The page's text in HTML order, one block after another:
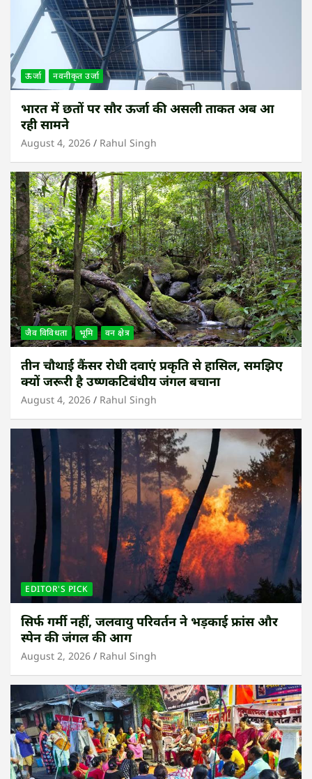
ऊर्जा नवनीकृत उर्जा
भारत में छतों पर सौर ऊर्जा की असली ताकत अब आ
रही सामने
August 4, 2026 Rahul Singh
जैव विविधता भूमि वन क्षेत्र
तीन चौथाई कैंसर रोधी दवाएं प्रकृति से हासिल, समझिए
क्यों जरूरी है उष्णकटिबंधीय जंगल बचाना
August 4, 2026 Rahul Singh
EDITOR'S PICK
सिर्फ गर्मी नहीं, जलवायु परिवर्तन ने भड़काई फ्रांस और
स्पेन की जंगल की आग
August 2, 2026 Rahul Singh